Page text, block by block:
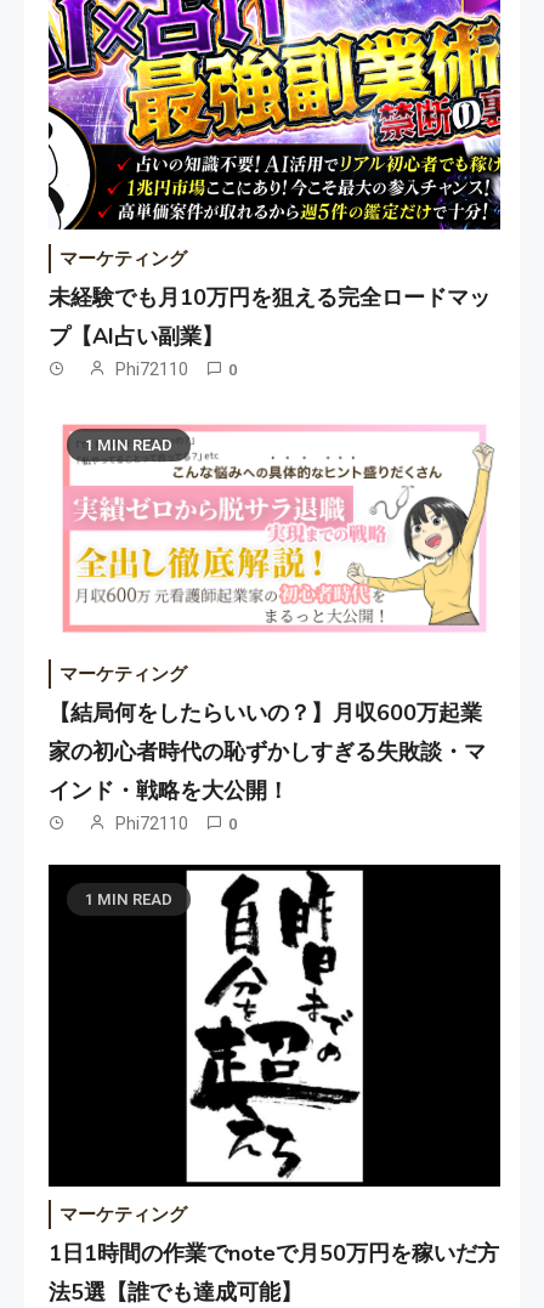
マーケティング
未経験でも月10万円を狙える完全ロードマッ
プ【AI占い副業】
Phi72110 0
1 MIN READ
マーケティング
【結局何をしたらいいの？】月収600万起業
家の初心者時代の恥ずかしすぎる失敗談・マ
インド・戦略を大公開！
Phi72110 0
1 MIN READ
マーケティング
1日1時間の作業でnoteで月50万円を稼いだ方
法5選【誰でも達成可能】